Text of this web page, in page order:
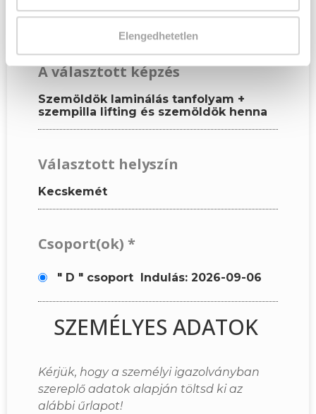
Elengedhetetlen
KÉPZÉSI ADATOK
A választott képzés
Szemöldök laminálás tanfolyam +
szempilla lifting és szemöldök henna
Választott helyszín
Kecskemét
Csoport(ok) *
" D " csoport Indulás: 2026-09-06
SZEMÉLYES ADATOK
Kérjük, hogy a személyi igazolványban
szereplő adatok alapján töltsd ki az
alábbi űrlapot!